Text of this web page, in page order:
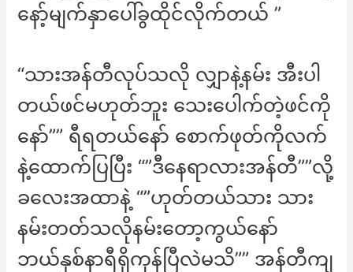
နော့်မျက်နှာပေါ်ခွထိုင်လိုက်တယ် ”
“သားအန်တီလုပ်သလို လျှာနဲ့နမ်း အီးပါ
တယ်ဖင်မဟုတ်ဘူး သေးပေါက်တဲ့ဖင်ကို
နော်”” ရီရတယ်နော် စောက်ဖုတ်ကိုလက်
နဲ့ထောက်ပြပြီး “”ဒီနေရာလားအန်တီ””လို့
ခလေးအထာနဲ့ “”ဟုတ်တယ်သား သား
နမ်းတတ်သလိုနမ်းတော့ကွယ်နော်
ဘယ်နှစ်နာရီရှိကုန်ပြီလဲမသိ”” အန်တီကျ